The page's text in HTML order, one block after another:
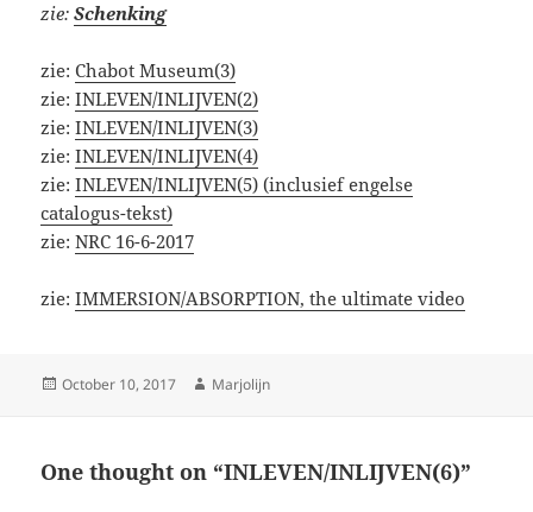
zie:Schenking
zie:Chabot Museum(3)
zie:INLEVEN/INLIJVEN(2)
zie:INLEVEN/INLIJVEN(3)
zie:INLEVEN/INLIJVEN(4)
zie:INLEVEN/INLIJVEN(5) (inclusief engelse
catalogus-tekst)
zie:NRC 16-6-2017
zie:IMMERSION/ABSORPTION, the ultimate video
Posted
October 10, 2017 Author
Marjolijn
One thought on “INLEVEN/INLIJVEN(6)”